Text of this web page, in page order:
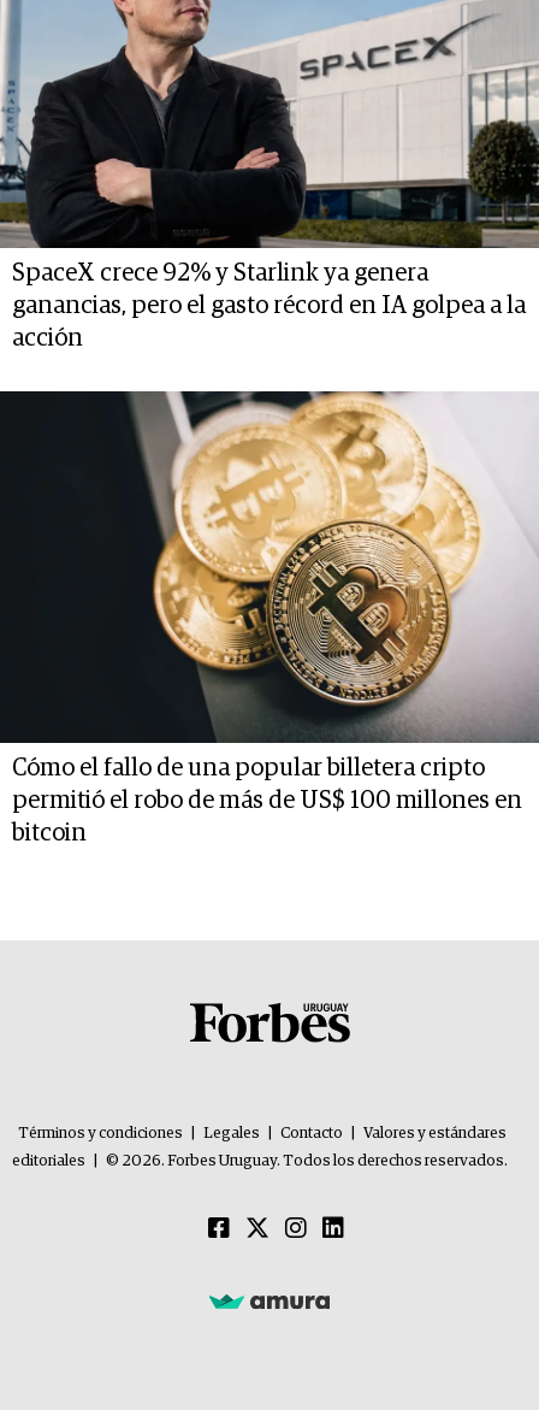
SpaceX crece 92% y Starlink ya genera
ganancias, pero el gasto récord en IA golpea a la
acción
Cómo el fallo de una popular billetera cripto
permitió el robo de más de US$ 100 millones en
bitcoin
Términos y condiciones Legales Contacto
Valores y estándares
editoriales
© 2026. Forbes Uruguay. Todos los derechos reservados.